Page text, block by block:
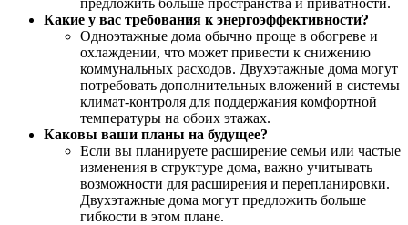
предложить больше пространства и приватности.
Какие у вас требования к энергоэффективности?
Одноэтажные дома обычно проще в обогреве и
охлаждении, что может привести к снижению
коммунальных расходов. Двухэтажные дома могут
потребовать дополнительных вложений в системы
климат-контроля для поддержания комфортной
температуры на обоих этажах.
Каковы ваши планы на будущее?
Если вы планируете расширение семьи или частые
изменения в структуре дома, важно учитывать
возможности для расширения и перепланировки.
Двухэтажные дома могут предложить больше
гибкости в этом плане.